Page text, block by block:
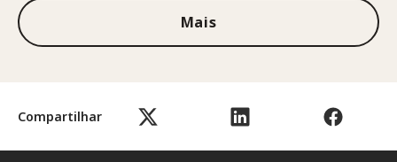
Compartilhar
Mais